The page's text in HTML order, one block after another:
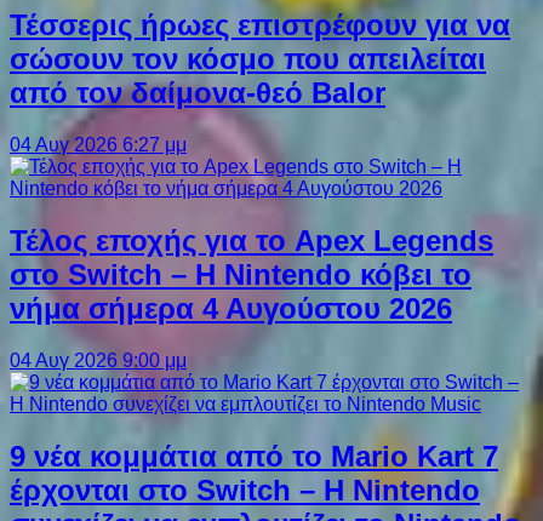
Τέσσερις ήρωες επιστρέφουν για να
σώσουν τον κόσμο που απειλείται
από τον δαίμονα-θεό Balor
04 Αυγ 2026 6:27 μμ
Τέλος εποχής για το Apex Legends
στο Switch – Η Nintendo κόβει το
νήμα σήμερα 4 Αυγούστου 2026
04 Αυγ 2026 9:00 μμ
9 νέα κομμάτια από το Mario Kart 7
έρχονται στο Switch – Η Nintendo